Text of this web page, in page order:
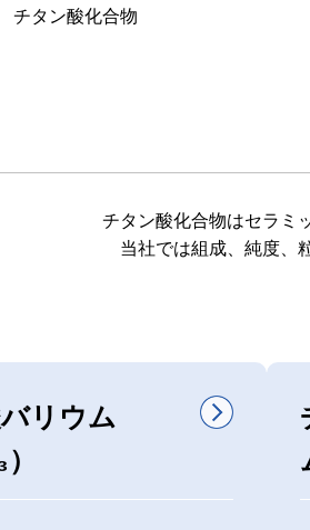
チタン酸化合物
チタン酸化合物はセラミ
当社では組成、純度、
リウム